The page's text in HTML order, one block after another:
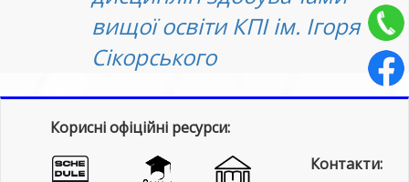
вищої освіти КПІ ім. Ігоря
Сікорського
Корисні офіційні ресурси:
Контакти: